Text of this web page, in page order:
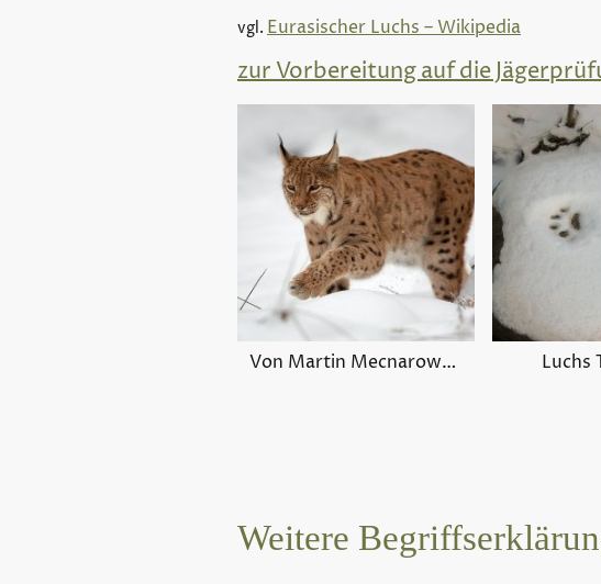
vgl. Eurasischer Luchs – Wikipedia
zur Vorbereitung auf die
Von Martin Mecnarowski (http://www.photomecan.eu/) - Eigenes Werk, CC BY-SA 3.0, https://commons.wikimedia.org/w/index.php?curid=12690964 Luchs
Weitere